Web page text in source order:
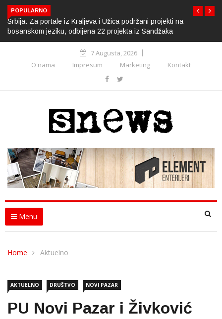
POPULARNO
Srbija: Za portale iz Kraljeva i Užica podržani projekti na
bosanskom jeziku, odbijena 22 projekta iz Sandžaka
7 Augusta, 2026
O nama
Impresum Marketing Kontakt
Menu
Home Aktuelno
AKTUELNO DRUŠTVO NOVI PAZAR
PU Novi Pazar i Živković